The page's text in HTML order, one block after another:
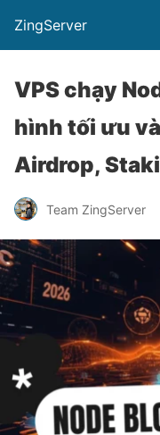
ZingServer
VPS chạy
hình tối ưu
Airdrop,
Team ZingServer